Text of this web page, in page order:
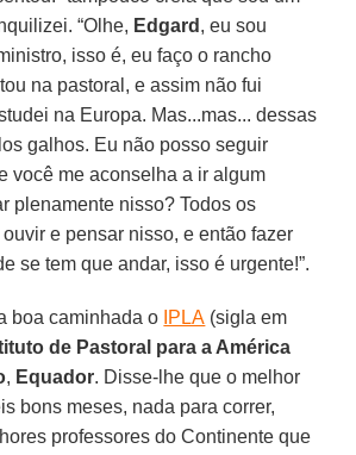
“Olhe, Edgard , eu sou
isso é, eu faço o rancho
na pastoral, e assim não fui
na Europa. Mas...mas... dessas
galhos. Eu não posso seguir
você me aconselha a ir algum
plenamente nisso? Todos os
e pensar nisso, e então fazer
se tem que andar, isso é urgente!”.
boa caminhada o IPLA (sigla em
de Pastoral para a América
, Equador. Disse-lhe que o melhor
bons meses, nada para correr,
professores do Continente que